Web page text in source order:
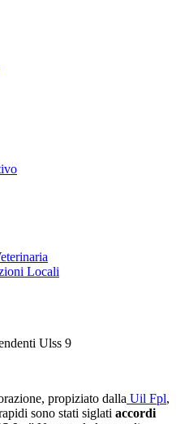
Locali
Ulss 9
propiziato dalla Uil Fpl,
sono stati siglati accordi